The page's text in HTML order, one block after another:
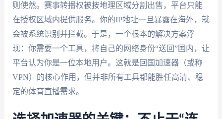
则使然。赛事转播权被按地理区域分割出售，平台只能
在授权区域内提供服务。你的IP地址一旦暴露在海外，就
会被系统识别并拦截。于是，一个根本的解决方案浮
现：你需要一个工具，将自己的网络身份“送回”国内，让
平台认为你是一位本地用户。这就是回国加速器（或称
VPN）的核心作用，但并非所有工具都能胜任高清、稳
定的体育直播需求。